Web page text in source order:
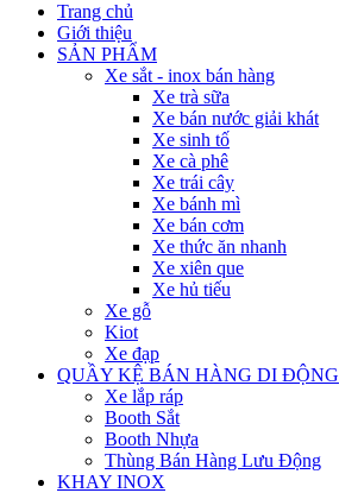
Trang chủ
Giới thiệu
SẢN PHẨM
Xe sắt - inox bán hàng
Xe trà sữa
Xe bán nước giải khát
Xe sinh tố
Xe cà phê
Xe trái cây
Xe bánh mì
Xe bán cơm
Xe thức ăn nhanh
Xe xiên que
Xe hủ tiếu
Xe gỗ
Kiot
Xe đạp
QUẦY KỆ BÁN HÀNG DI ĐỘNG
Xe lắp ráp
Booth Sắt
Booth Nhựa
Thùng Bán Hàng Lưu Động
KHAY INOX